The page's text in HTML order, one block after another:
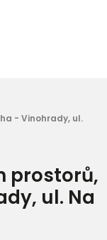
- Vinohrady, ul.
prostorů,
ul. Na